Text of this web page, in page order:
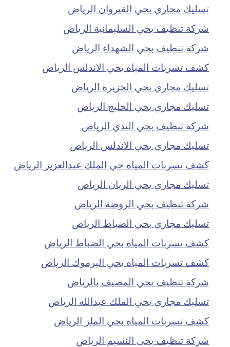
تسليك مجاري بحي القيروان الرياض
شركة تنظيف بحي السليمانية الرياض
شركة تنظيف بحي الشهداء الرياض
كشف تسربات المياه بحي الاندلس الرياض
تسليك مجاري بحي الجزيرة الرياض
تسليك مجاري بحي الخليج الرياض
شركة تنظيف بحي الندي الرياض
تسليك مجاري بحي الاندلس الرياض
كشف تسربات المياه حي الملك عبدالعزيز الرياض
تسليك مجاري بحي الريان الرياض
شركة تنظيف بحي الروضة الرياض
تسليك مجاري بحي الضباط الرياض
كشف تسربات المياه بحي الضباط الرياض
كشف تسربات المياه بحي اليرموك الرياض
شركة تنظيف بحي المصيف بالرياض
تسليك مجاري بحي الملك عبدالله الرياض
كشف تسربات المياه بحي الملز الرياض
شركة تنظيف بحى النسيم الرياض